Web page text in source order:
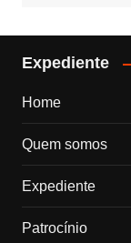
Expediente
Home
Quem somos
Expediente
Patrocínio